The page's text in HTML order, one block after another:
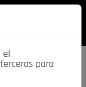
el
para